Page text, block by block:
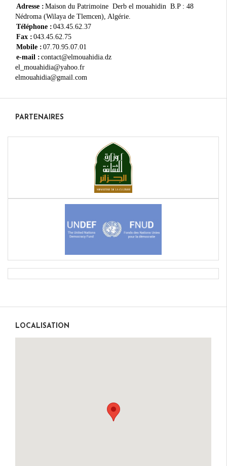
Adresse : Maison du Patrimoine Derb el mouahidin B.P : 48
Nédroma (Wilaya de Tlemcen), Algérie.
Téléphone : 043.45.62.37
Fax : 043.45.62.75
Mobile : 07.70.95.07.01
e-mail : contact@elmouahidia.dz
el_mouahidia@yahoo.fr
elmouahidia@gmail.com
PARTENAIRES
LOCALISATION